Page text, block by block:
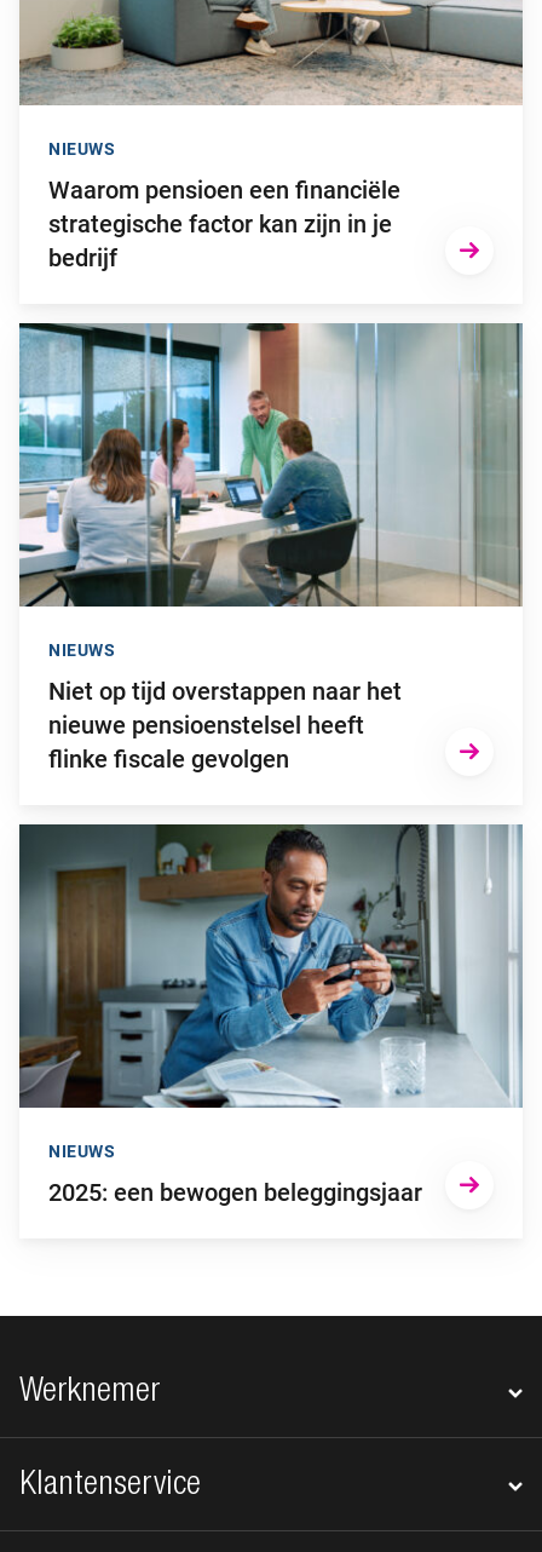
Waarom pensioen een financiële
strategische factor kan zijn in je
bedrijf
NIEUWS
Ga naar “Niet op tijd overstappen naar het nieuwe
Niet op tijd overstappen naar het
nieuwe pensioenstelsel heeft
flinke fiscale gevolgen
NIEUWS
Ga naar “2025: een bewogen beleggingsjaar”
2025: een bewogen beleggingsjaar
NIEUWS
Footer navigatie
Werknemer
Klantenservice